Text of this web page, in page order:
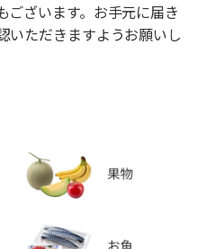
ございます。お手元に届き
いただきますようお願いし